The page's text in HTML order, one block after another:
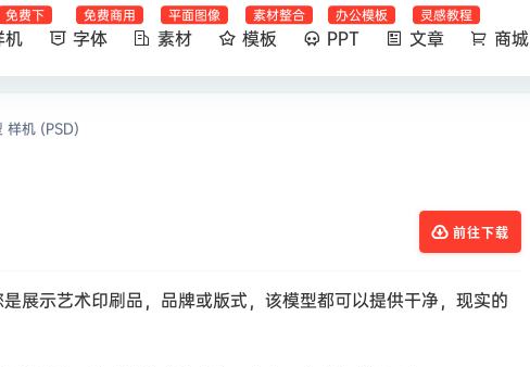
机
免费下
字体
免费商用
素材
平面图像
模板
素材整合
PPT
办公模板
文章
灵感教程
商城
样机 (PSD)
前往下载
展示艺术印刷品，品牌或版式，该模型都可以提供干净，现实的